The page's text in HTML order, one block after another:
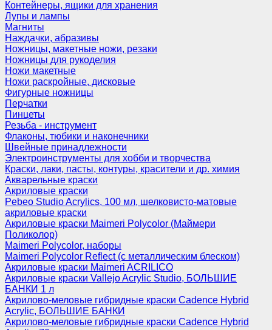
Контейнеры, ящики для хранения
Лупы и лампы
Магниты
Наждачки, абразивы
Ножницы, макетные ножи, резаки
Ножницы для рукоделия
Ножи макетные
Ножи раскройные, дисковые
Фигурные ножницы
Перчатки
Пинцеты
Резьба - инструмент
Флаконы, тюбики и наконечники
Швейные принадлежности
Электроинструменты для хобби и творчества
Краски, лаки, пасты, контуры, красители и др. химия
Акварельные краски
Акриловые краски
Pebeo Studio Acrylics, 100 мл, шелковисто-матовые
акриловые краски
Акриловые краски Maimeri Polycolor (Маймери
Поликолор)
Maimeri Polycolor, наборы
Maimeri Polycolor Reflect (с металлическим блеском)
Акриловые краски Maimeri ACRILICO
Акриловые краски Vallejo Acrylic Studio, БОЛЬШИЕ
БАНКИ 1 л
Акрилово-меловые гибридные краски Cadence Hybrid
Acrylic, БОЛЬШИЕ БАНКИ
Акрилово-меловые гибридные краски Cadence Hybrid